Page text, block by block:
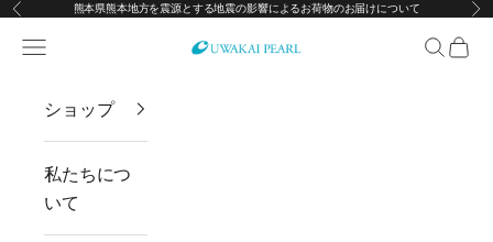
コンテンツへスキップ
前へ 熊本県熊本地方を震源とする地震の影響によるお荷物のお届けについて 次
宇和海真珠
メニューを開く 検索を
カー
ショップ
私たちにつ
いて